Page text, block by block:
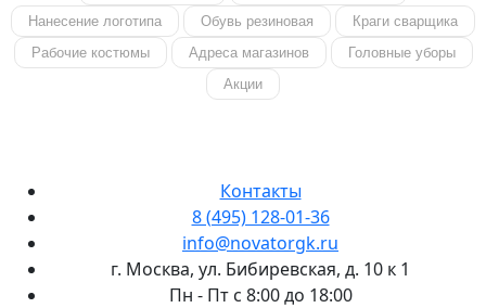
Нанесение логотипа Обувь резиновая
Краги сварщика
Рабочие костюмы
Адреса магазинов
Головные уборы
Акции
Контакты
8 (495) 128-01-36
info@novatorgk.ru
г. Москва, ул. Бибиревская, д. 10 к 1
Пн - Пт с 8:00 до 18:00